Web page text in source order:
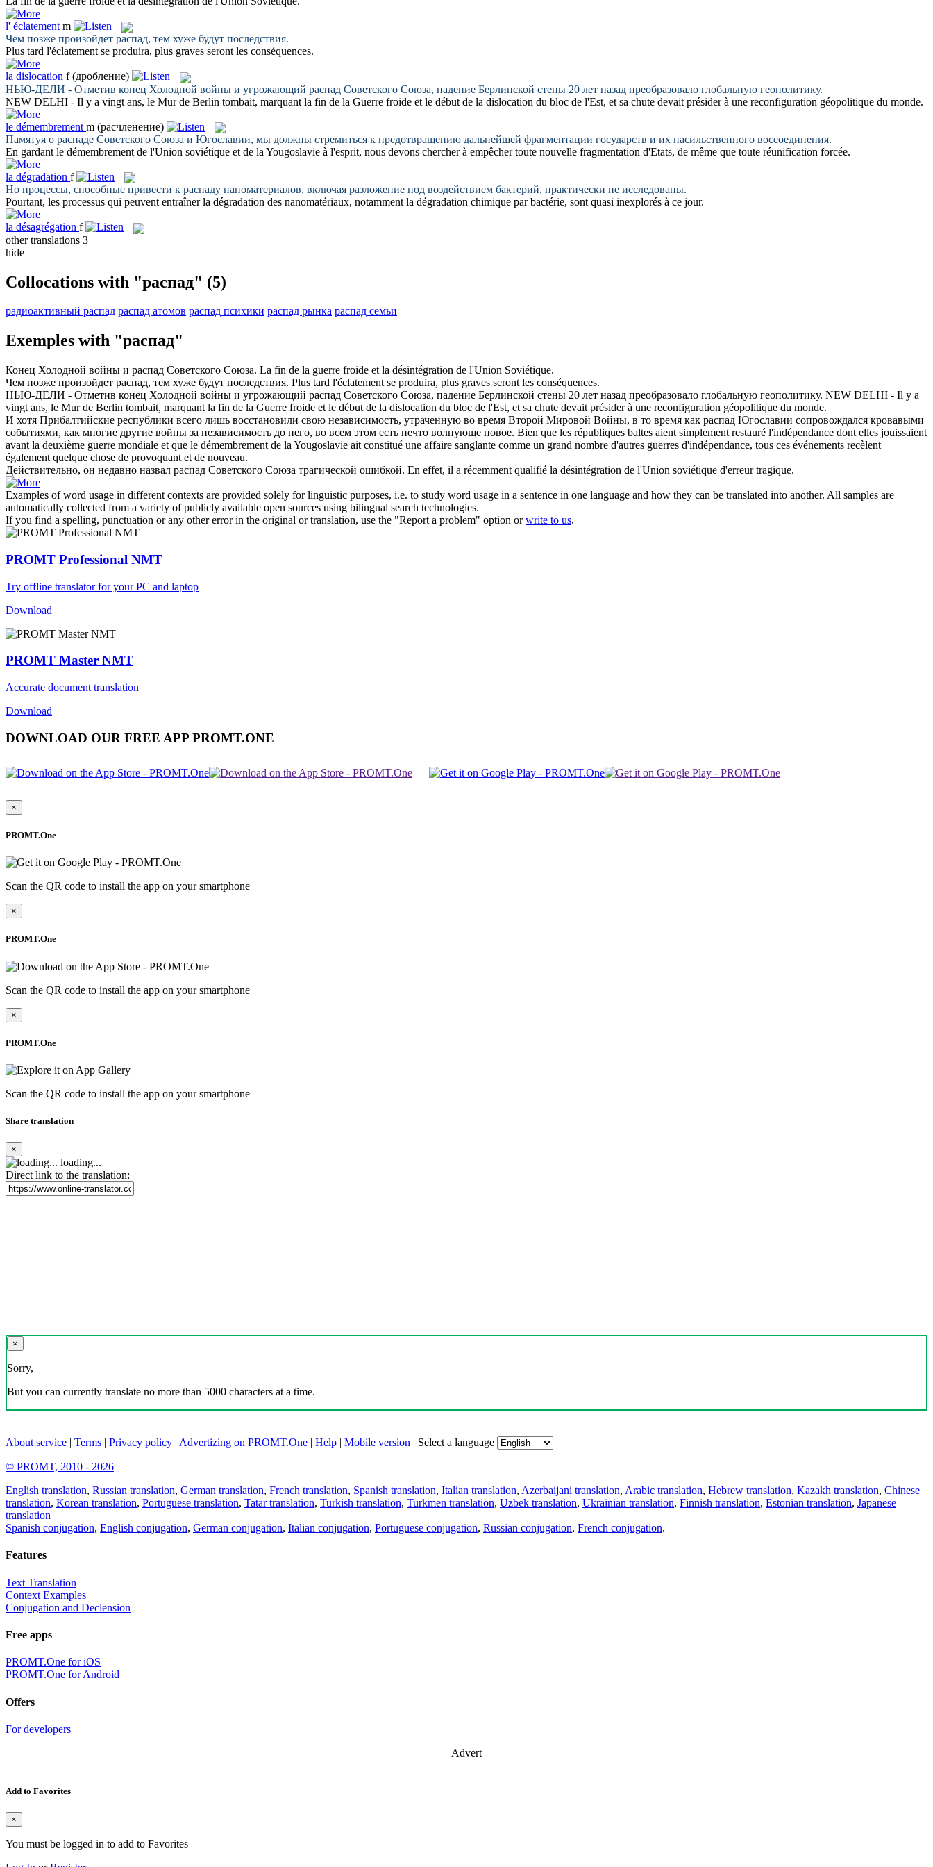
l' éclatement m
Чем позже произойдет распад, тем хуже будут последствия.
Plus tard l'éclatement se produira, plus graves seront les conséquences.
la dislocation f (дробление)
НЬЮ-ДЕЛИ - Отметив конец Холодной войны и угрожающий распад Советского Союза, падение Берлинской стены 20 лет назад преобразовало глобальную геополитику.
NEW DELHI - Il y a vingt ans, le Mur de Berlin tombait, marquant la fin de la Guerre froide et le début de la dislocation du bloc de l'Est, et sa chute devait présider à une reconfiguration géopolitique du monde.
le démembrement m (расчленение)
Памятуя о распаде Советского Союза и Югославии, мы должны стремиться к предотвращению дальнейшей фрагментации государств и их насильственного воссоединения.
En gardant le démembrement de l'Union soviétique et de la Yougoslavie à l'esprit, nous devons chercher à empêcher toute nouvelle fragmentation d'Etats, de même que toute réunification forcée.
la dégradation f
Но процессы, способные привести к распаду наноматериалов, включая разложение под воздействием бактерий, практически не исследованы.
Pourtant, les processus qui peuvent entraîner la dégradation des nanomatériaux, notamment la dégradation chimique par bactérie, sont quasi inexplorés à ce jour.
la désagrégation f
other translations 3
hide
Collocations with "распад" (5)
радиоактивный распад распад атомов распад психики распад рынка распад семьи
Exemples with "распад"
Конец Холодной войны и распад Советского Союза. La fin de la guerre froide et la désintégration de l'Union Soviétique.
Чем позже произойдет распад, тем хуже будут последствия. Plus tard l'éclatement se produira, plus graves seront les conséquences.
НЬЮ-ДЕЛИ - Отметив конец Холодной войны и угрожающий распад Советского Союза, падение Берлинской стены 20 лет назад преобразовало глобальную геополитику. NEW DELHI - Il y a
vingt ans, le Mur de Berlin tombait, marquant la fin de la Guerre froide et le début de la dislocation du bloc de l'Est, et sa chute devait présider à une reconfiguration géopolitique du monde.
И хотя Прибалтийские республики всего лишь восстановили свою независимость, утраченную во время Второй Мировой Войны, в то время как распад Югославии сопровождался кровавыми
событиями, как многие другие войны за независимость до него, во всем этом есть нечто волнующе новое. Bien que les républiques baltes aient simplement restauré l'indépendance dont elles jouissaient
avant la deuxième guerre mondiale et que le démembrement de la Yougoslavie ait constitué une affaire sanglante comme un grand nombre d'autres guerres d'indépendance, tous ces événements recèlent
également quelque chose de provoquant et de nouveau.
Действительно, он недавно назвал распад Советского Союза трагической ошибкой. En effet, il a récemment qualifié la désintégration de l'Union soviétique d'erreur tragique.
Examples of word usage in different contexts are provided solely for linguistic purposes, i.e. to study word usage in a sentence in one language and how they can be translated into another. All samples are
automatically collected from a variety of publicly available open sources using bilingual search technologies.
If you find a spelling, punctuation or any other error in the original or translation, use the "Report a problem" option orwrite to us.
PROMT Professional NMT
Try offline translator for your PC and laptop
Download
PROMT Master NMT
Accurate document translation
Download
DOWNLOAD OUR FREE APP PROMT.ONE
×
PROMT.One
Scan the QR code to install the app on your smartphone
×
PROMT.One
Scan the QR code to install the app on your smartphone
×
PROMT.One
Scan the QR code to install the app on your smartphone
Share translation
×
loading...
Direct link to the translation:
×
Sorry,
But you can currently translate no more than 5000 characters at a time.
About service | Terms | Privacy policy | Advertizing on PROMT.One | Help | Mobile version | Select a language
© PROMT, 2010 - 2026
English translation, Russian translation, German translation, French translation, Spanish translation, Italian translation, Azerbaijani translation, Arabic translation, Hebrew translation, Kazakh translation, Chinese
translation, Korean translation, Portuguese translation, Tatar translation, Turkish translation, Turkmen translation, Uzbek translation, Ukrainian translation, Finnish translation, Estonian translation, Japanese
translation
Spanish conjugation, English conjugation, German conjugation, Italian conjugation, Portuguese conjugation, Russian conjugation, French conjugation.
Features
Text Translation
Context Examples
Conjugation and Declension
Free apps
PROMT.One for iOS
PROMT.One for Android
Offers
For developers
Advert
Add to Favorites
×
You must be logged in to add to Favorites